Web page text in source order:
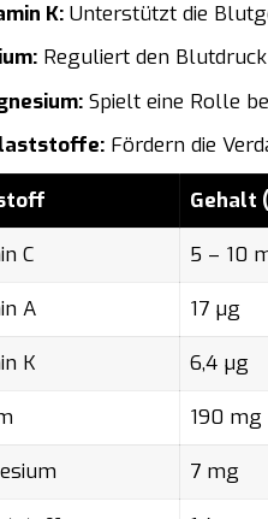
K:Unterstützt die
Reguliert den
Spielt eine Rolle
Fördern die
Gehalt
C
5 – 10
A
17 µg
K
6,4 µg
190 mg
7 mg